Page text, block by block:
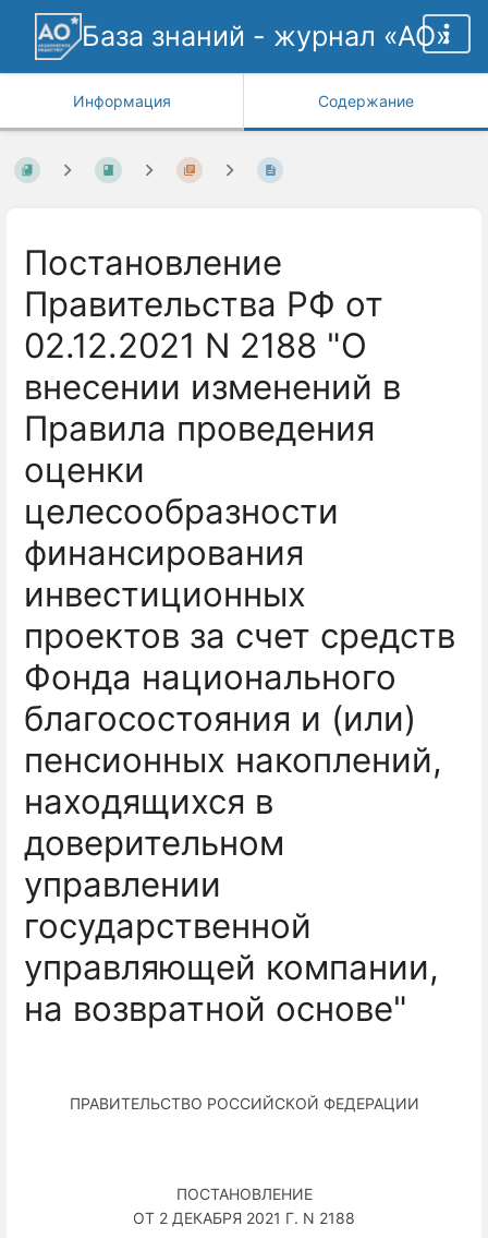
База знаний - журнал «АО»
Информация Содержание
Постановление
Правительства РФ от
02.12.2021 N 2188 "О
внесении изменений в
Правила проведения
оценки
целесообразности
финансирования
инвестиционных
проектов за счет средств
Фонда национального
благосостояния и (или)
пенсионных накоплений,
находящихся в
доверительном
управлении
государственной
управляющей компании,
на возвратной основе"
ПРАВИТЕЛЬСТВО РОССИЙСКОЙ ФЕДЕРАЦИИ
ПОСТАНОВЛЕНИЕ
ОТ 2 ДЕКАБРЯ 2021 Г. N 2188